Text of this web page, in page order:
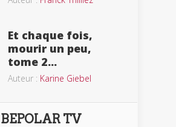
Et chaque fois,
mourir un peu,
tome 2...
Auteur : Karine Giebel
BEPOLAR TV